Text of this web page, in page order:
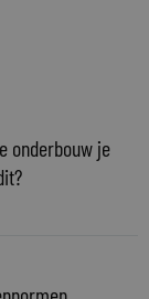
onderbouw je